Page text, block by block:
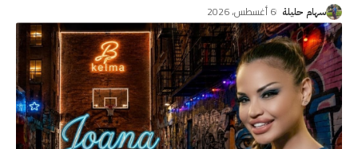
سهام حليلة 6 أغسطس، 2026